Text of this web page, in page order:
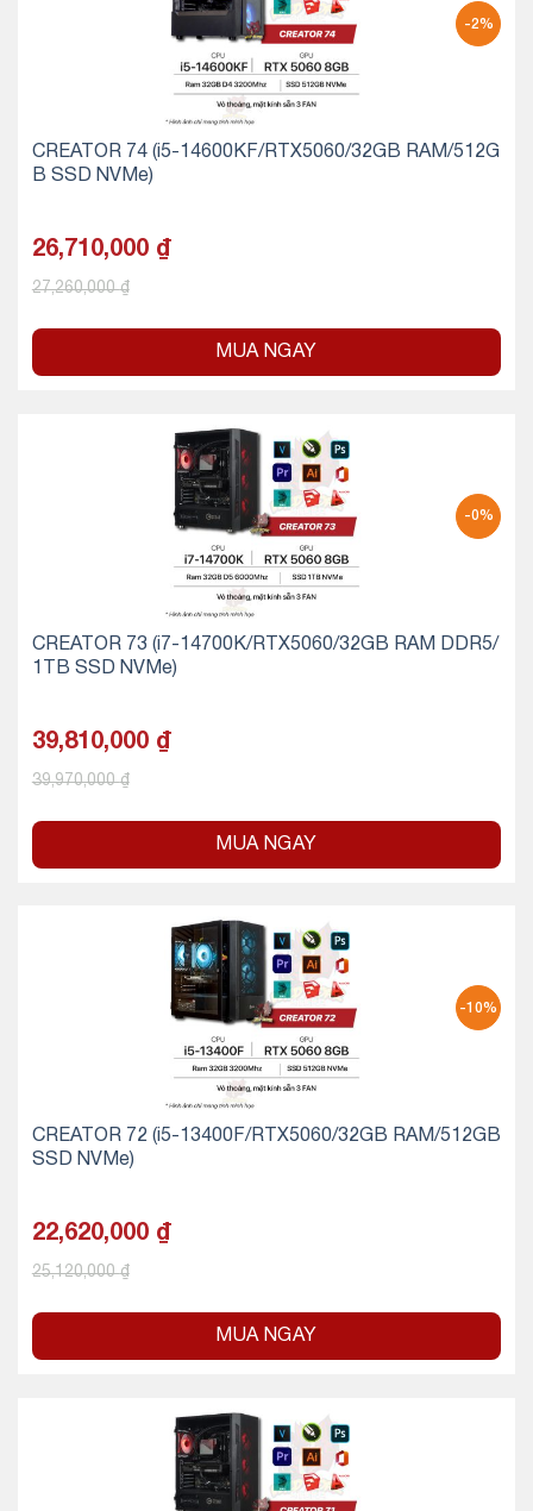
-2%
CREATOR 74 (i5-14600KF/RTX5060/32GB RAM/512G
B SSD NVMe)
26,710,000 ₫
27,260,000₫
MUA NGAY
-0%
CREATOR 73 (i7-14700K/RTX5060/32GB RAM DDR5/
1TB SSD NVMe)
39,810,000 ₫
39,970,000₫
MUA NGAY
-10%
CREATOR 72 (i5-13400F/RTX5060/32GB RAM/512GB
SSD NVMe)
22,620,000 ₫
25,120,000₫
MUA NGAY